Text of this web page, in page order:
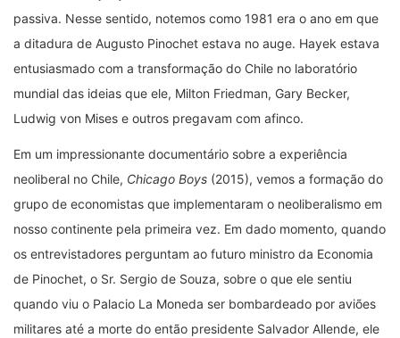
passiva. Nesse sentido, notemos como 1981 era o ano em que
a ditadura de Augusto Pinochet estava no auge. Hayek estava
entusiasmado com a transformação do Chile no laboratório
mundial das ideias que ele, Milton Friedman, Gary Becker,
Ludwig von Mises e outros pregavam com afinco.
Em um impressionante documentário sobre a experiência
neoliberal no Chile, Chicago Boys (2015), vemos a formação do
grupo de economistas que implementaram o neoliberalismo em
nosso continente pela primeira vez. Em dado momento, quando
os entrevistadores perguntam ao futuro ministro da Economia
de Pinochet, o Sr. Sergio de Souza, sobre o que ele sentiu
quando viu o Palacio La Moneda ser bombardeado por aviões
militares até a morte do então presidente Salvador Allende, ele